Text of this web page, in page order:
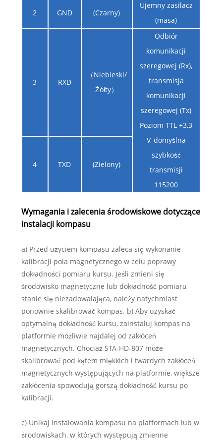
2 GND (Czarny)
Ujemny zasilacz
(masa)
3 RXD
（Niebieski/
Żółty）
Odbiór
komunikacji
szeregowej (Rx),
transmisja
komunikacji
szeregowej (Tx)
Poziom TTL +3,3
V, domyślna
szybkość
transmisji
115200
4 TXD (Zielony)
Wymagania i zalecenia środowiskowe dotyczące
instalacji kompasu
a) Przed użyciem kompasu zaleca się wykonanie
kalibracji pola magnetycznego w celu poprawy
dokładności pomiaru kursu. Jeśli zmieni się
środowisko magnetyczne lub dokładność pomiaru
stanie się niezadowalająca, należy natychmiast
ponownie skalibrować kompas. b) Aby uzyskać
optymalną dokładność kursu, zainstaluj kompas na
platformie możliwie najdalej od zakłóceń
magnetycznych. Chociaż STA-HD-807 może
skalibrować pod kątem miękkich i twardych zakłóceń
magnetycznych występujących na platformie, większe
zakłócenia spowodują gorszą dokładność kursu po
kalibracji.
c) Unikaj instalowania kompasu na platformach lub w
środowiskach, w których występują zmienne